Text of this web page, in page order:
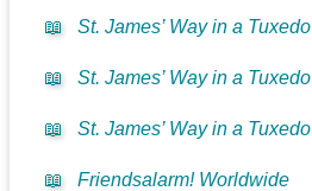
📖 St. James’ Way in a
📖 St. James’ Way in a
📖 St. James’ Way in a
📖 Friendsalarm! Worldwide